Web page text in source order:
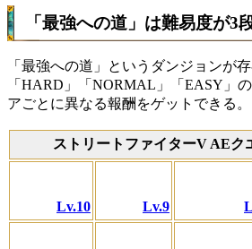
「最強への道」は難易度が3
「最強への道」というダンジョンが
「HARD」「NORMAL」「EASY」
アごとに異なる報酬をゲットできる。
ストリートファイターV AEク
Lv.10 Lv.9